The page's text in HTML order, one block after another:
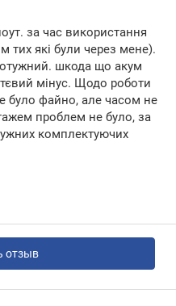
за час використання
тих які були через мене).
шкода що акум
мінус. Щодо роботи
було файно, але часом не
проблем не було, за
комплектуючих
отзыв